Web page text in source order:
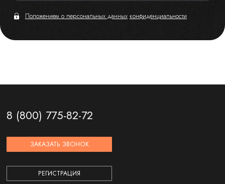
Положением о персональных данных конфиденциальности
8 (800) 775-82-72
ЗАКАЗАТЬ ЗВОНОК
РЕГИСТРАЦИЯ